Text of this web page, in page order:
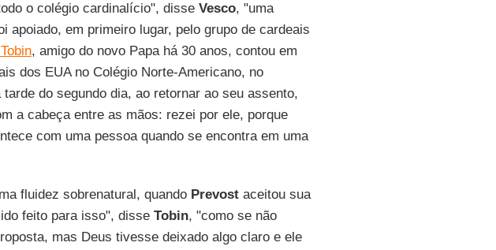
o colégio cardinalício", disse Vesco, "uma
apoiado, em primeiro lugar, pelo grupo de cardeais
, amigo do novo Papa há 30 anos, contou em
dos EUA no Colégio Norte-Americano, no
do segundo dia, ao retornar ao seu assento,
a cabeça entre as mãos: rezei por ele, porque
com uma pessoa quando se encontra em uma
fluidez sobrenatural, quando Prevostaceitou sua
feito para isso", disse Tobin, "como se não
mas Deus tivesse deixado algo claro e ele